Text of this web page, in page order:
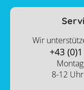
Wir
+43
8-12